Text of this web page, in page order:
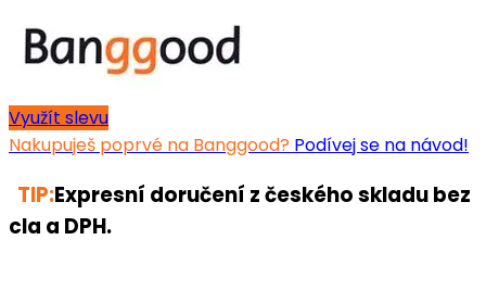
Využít slevu
Nakupuješ poprvé na Banggood? Podívej se na návod!
TIP:Expresní doručení z českého skladu bez
cla a DPH.